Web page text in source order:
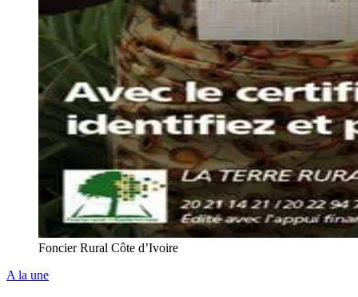
Foncier Rural Côte d’Ivoire
A la une